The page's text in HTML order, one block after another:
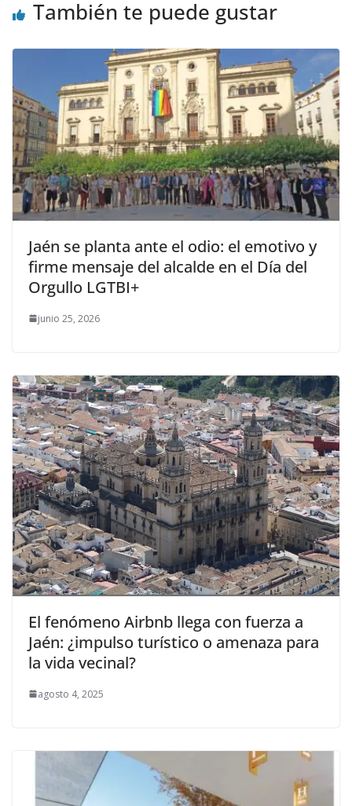
También te puede gustar
Jaén se planta ante el odio: el emotivo y
firme mensaje del alcalde en el Día del
Orgullo LGTBI+
junio 25, 2026
El fenómeno Airbnb llega con fuerza a
Jaén: ¿impulso turístico o amenaza para
la vida vecinal?
agosto 4, 2025